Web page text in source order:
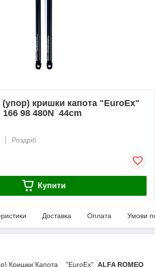
кришки капота "EuroEx"
166 98 480N 44cm
Роздріб
Купити
Доставка Оплата Умови
Кришки Капота "EuroEx" ALFA ROMEO